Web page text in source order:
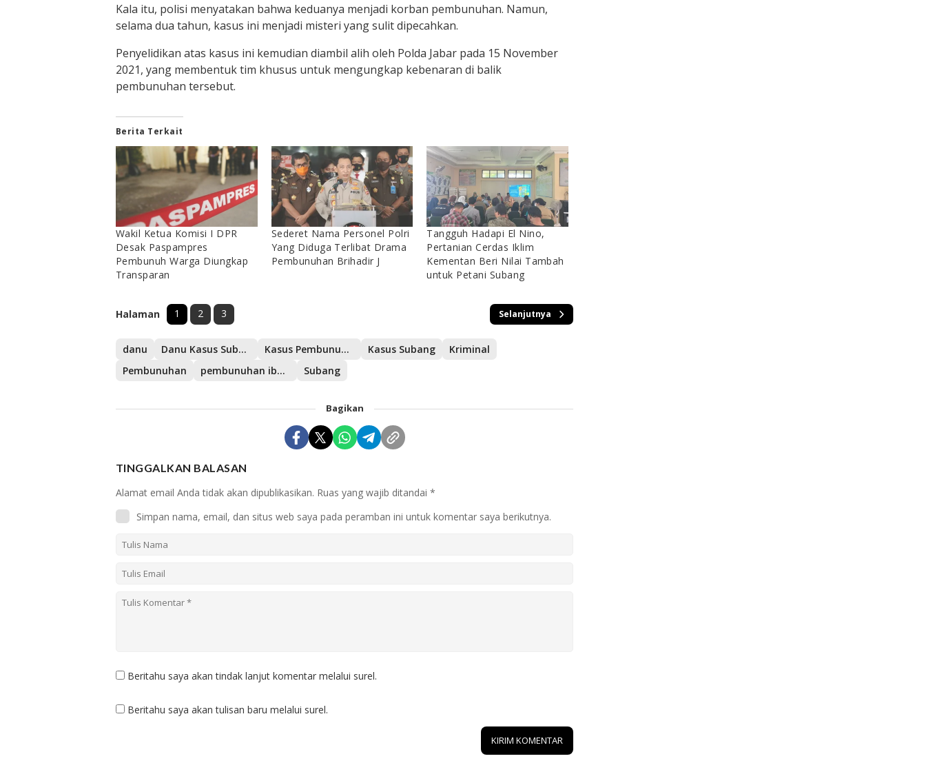
Kala itu, polisi menyatakan bahwa keduanya menjadi korban pembunuhan. Namun,
selama dua tahun, kasus ini menjadi misteri yang sulit dipecahkan.
Penyelidikan atas kasus ini kemudian diambil alih oleh Polda Jabar pada 15 November
2021, yang membentuk tim khusus untuk mengungkap kebenaran di balik
pembunuhan tersebut.
Berita Terkait
Wakil Ketua Komisi I DPR
Desak Paspampres
Pembunuh Warga Diungkap
Transparan
Sederet Nama Personel Polri
Yang Diduga Terlibat Drama
Pembunuhan Brihadir J
Tangguh Hadapi El Nino,
Pertanian Cerdas Iklim
Kementan Beri Nilai Tambah
untuk Petani Subang
Halaman 1 2 3 Selanjutnya
danu Danu Kasus Subang Kasus Pembunuhan Kasus Subang
Kriminal
Pembunuhan
pembunuhan ibu dan anak Subang
Bagikan
TINGGALKAN BALASAN
Alamat email Anda tidak akan dipublikasikan. Ruas yang wajib ditandai *
Simpan nama, email, dan situs web saya pada peramban ini untuk komentar saya berikutnya.
Beritahu saya akan tindak lanjut komentar melalui surel.
Beritahu saya akan tulisan baru melalui surel.